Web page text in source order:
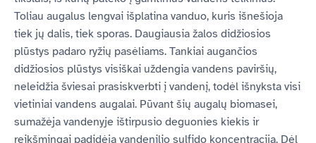
Toliau augalus lengvai išplatina vanduo, kuris išnešioja
tiek jų dalis, tiek sporas. Daugiausia žalos didžiosios
plūstys padaro ryžių pasėliams. Tankiai augančios
didžiosios plūstys visiškai uždengia vandens paviršių,
neleidžia šviesai prasiskverbti į vandenį, todėl išnyksta visi
vietiniai vandens augalai. Pūvant šių augalų biomasei,
sumažėja vandenyje ištirpusio deguonies kiekis ir
reikšmingai padidėja vandenilio sulfido koncentracija. Dėl